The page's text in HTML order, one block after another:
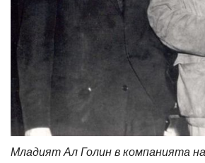
Младият Ал Голин в компанията